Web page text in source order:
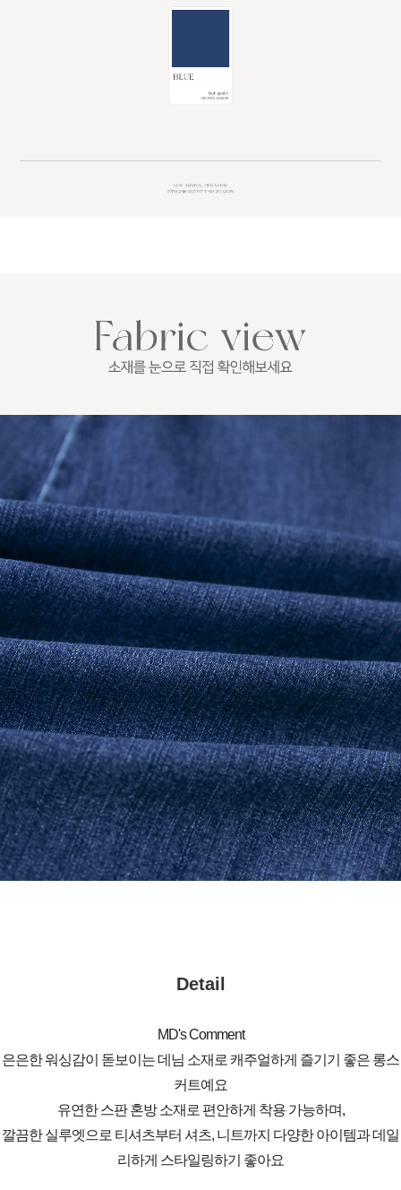
Detail
MD's Comment
은은한 워싱감이 돋보이는 데님 소재로 캐주얼하게 즐기기 좋은 롱스
커트예요
유연한 스판 혼방 소재로 편안하게 착용 가능하며,
깔끔한 실루엣으로 티셔츠부터 셔츠, 니트까지 다양한 아이템과 데일
리하게 스타일링하기 좋아요